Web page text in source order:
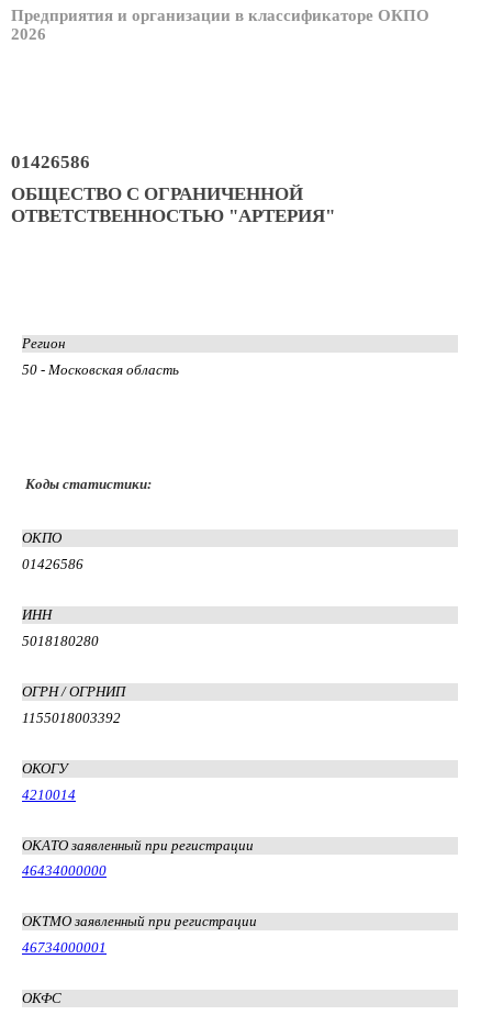
Предприятия и организации в классификаторе ОКПО
2026
01426586
ОБЩЕСТВО С ОГРАНИЧЕННОЙ
ОТВЕТСТВЕННОСТЬЮ "АРТЕРИЯ"
Регион
50 - Московская область
Коды статистики:
ОКПО
01426586
ИНН
5018180280
ОГРН / ОГРНИП
1155018003392
ОКОГУ
4210014
ОКАТО заявленный при регистрации
46434000000
ОКТМО заявленный при регистрации
46734000001
ОКФС